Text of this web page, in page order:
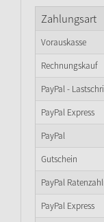
Zahlungsart
Vorauskasse
Rechnungskauf
PayPal -
PayPal Express
PayPal
Gutschein
PayPal
PayPal Express